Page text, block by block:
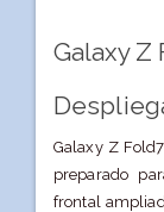
Galaxy Z
Galaxy Z
preparado
frontal